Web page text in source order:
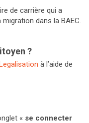
de carrière qui a
dans la BAEC.
?
à l’aide de
« se connecter